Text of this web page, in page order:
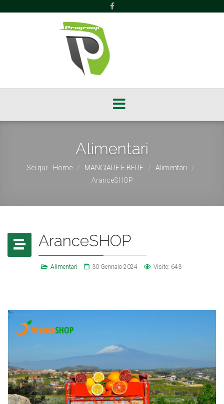
Alimentari
Sei qui: Home / MANGIARE E BERE / Alimentari
/
AranceSHOP
AranceSHOP
Alimentari 30 Gennaio 2024 Visite: 643